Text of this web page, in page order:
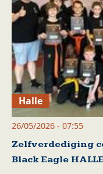
Halle
26/05/2026 - 07:55
Zelfverdediging
Black Eagle HALLE